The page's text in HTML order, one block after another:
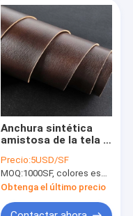
Anchura sintética
amistosa de la tela el
del gel de silicona de
Eco Brown
Precio:5USD/SF
MOQ:1000SF, colores especiales (el color principal es negro, marrón y azul)
Obtenga el último precio